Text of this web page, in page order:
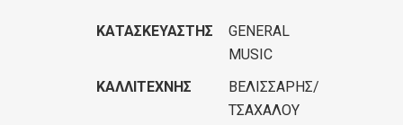
ΚΑΤΑΣΚΕΥΑΣΤΉΣ
GENERAL
MUSIC
ΚΑΛΛΙΤΈΧΝΗΣ
ΒΕΛΙΣΣΑΡΗΣ/
ΤΣΑΧΑΛΟΥ